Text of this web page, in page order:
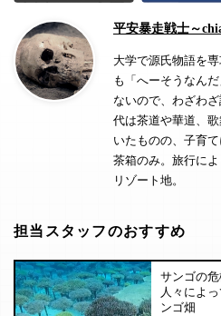
平安暴走戦士～
大学で源氏物語を
も「へーそうなん
ないので、わざわ
代は茶道や華道、
いたものの、子育
茶箱のみ。旅行に
リゾート地。
担当スタッフのおすすめ
サンゴの
人々によ
ンゴ畑